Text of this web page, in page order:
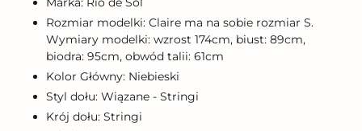
Rozmiar modelki: Claire ma na sobie rozmiar S.
Wymiary modelki: wzrost 174cm, biust: 89cm,
biodra: 95cm, obwód talii: 61cm
Kolor Główny: Niebieski
Styl dołu: Wiązane - Stringi
Krój dołu: Stringi